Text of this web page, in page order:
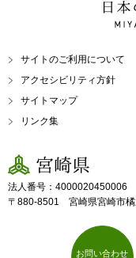
日本
サイトのご利用について
アクセシビリティ方針
サイトマップ
リンク集
宮崎県
法人番号：4000020450006
〒880-8501 宮崎県宮崎市橘
お問い合わせ